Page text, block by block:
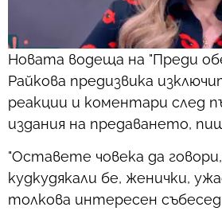
Новата водеща на "Преди
Райкова предизвика
реакции и коментари след
издания на предаването,
"Оставете човека да
кудкудякали бе, женички,
толкова интересен